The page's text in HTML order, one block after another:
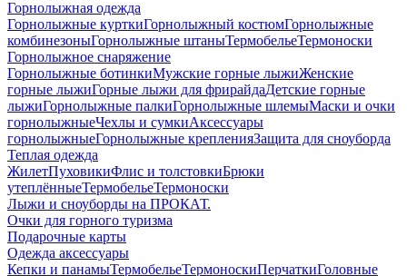
Горнолыжная одежда
Горнолыжные курткиГорнолыжный костюмГорнолыжные
комбинезоныГорнолыжные штаныТермобельеТермоноски
Горнолыжное снаряжение
Горнолыжные ботинкиМужские горные лыжиЖенские
горные лыжиГорные лыжи для фрирайдаДетские горные
лыжиГорнолыжные палкиГорнолыжные шлемыМаски и очки
горнолыжныеЧехлы и сумкиАксессуары
горнолыжныеГорнолыжные крепленияЗащита для сноуборда
Теплая одежда
ЖилетПуховикиФлис и толстовкиБрюки
утеплённыеТермобельеТермоноски
Лыжи и сноуборды на ПРОКАТ.
Очки для горного туризма
Подарочные карты
Одежда аксессуары
Кепки и панамыТермобельеТермоноскиПерчаткиГоловные